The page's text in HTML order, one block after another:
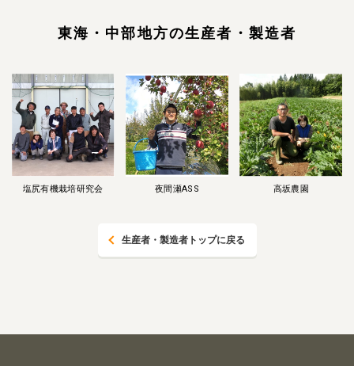
東海・中部地方の生産者・製造者
塩尻有機栽培研究会 夜間瀬ASS 高坂農園
生産者・製造者トップに戻る